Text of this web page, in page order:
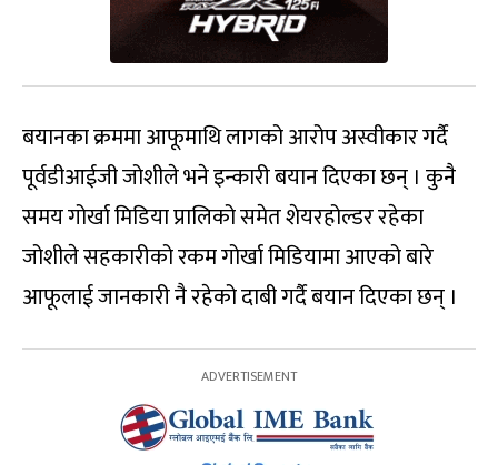
बयानका क्रममा आफूमाथि लागको आरोप अस्वीकार गर्दै
पूर्वडीआईजी जोशीले भने इन्कारी बयान दिएका छन् । कुनै
समय गोर्खा मिडिया प्रालिको समेत शेयरहोल्डर रहेका
जोशीले सहकारीको रकम गोर्खा मिडियामा आएको बारे
आफूलाई जानकारी नै रहेको दाबी गर्दै बयान दिएका छन् ।